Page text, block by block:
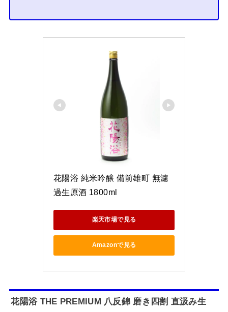
花陽浴 純米吟醸 備前雄町 無濾
過生原酒 1800ml
楽天市場で見る
Amazonで見る
花陽浴 THE PREMIUM 八反錦 磨き四割 直汲み生